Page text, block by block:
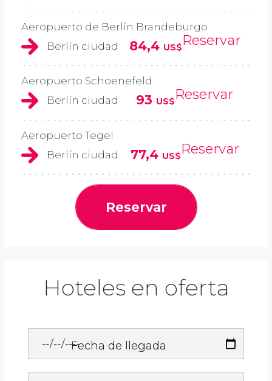
Aeropuerto de Berlín Brandeburgo
Berlín ciudad
84,4 US$Reservar
Aeropuerto Schoenefeld
Berlín ciudad
93 US$Reservar
Aeropuerto Tegel
Berlín ciudad
77,4 US$Reservar
Reservar
Hoteles en oferta
Fecha de llegada